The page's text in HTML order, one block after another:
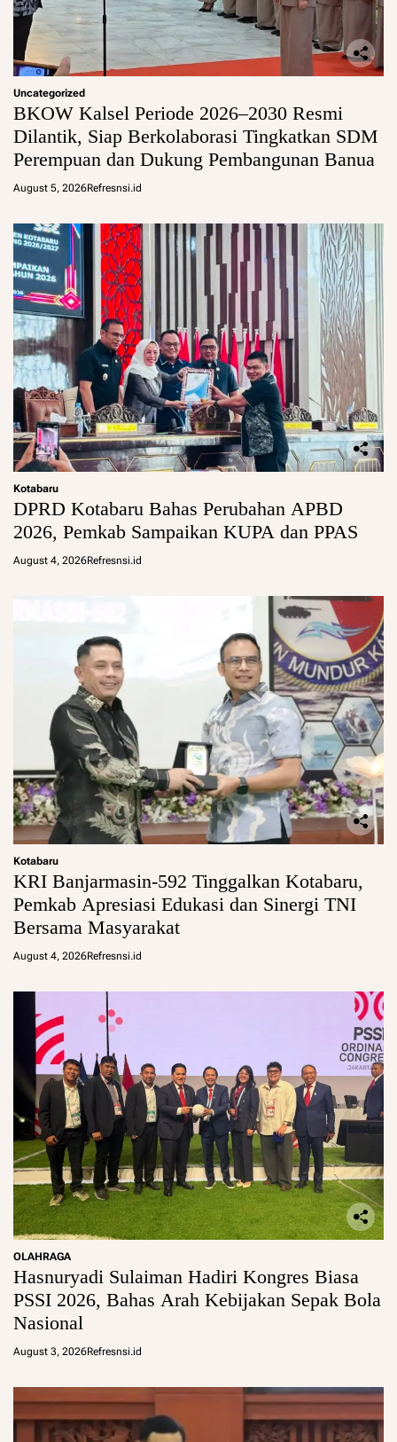
Uncategorized
BKOW Kalsel Periode 2026–2030 Resmi
Dilantik, Siap Berkolaborasi Tingkatkan SDM
Perempuan dan Dukung Pembangunan Banua
August 5, 2026Refresnsi.id
Kotabaru
DPRD Kotabaru Bahas Perubahan APBD
2026, Pemkab Sampaikan KUPA dan PPAS
August 4, 2026Refresnsi.id
Kotabaru
KRI Banjarmasin-592 Tinggalkan Kotabaru,
Pemkab Apresiasi Edukasi dan Sinergi TNI
Bersama Masyarakat
August 4, 2026Refresnsi.id
OLAHRAGA
Hasnuryadi Sulaiman Hadiri Kongres Biasa
PSSI 2026, Bahas Arah Kebijakan Sepak Bola
Nasional
August 3, 2026Refresnsi.id